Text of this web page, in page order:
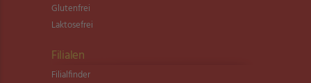
Glutenfrei
Laktosefrei
Filialen
Filialfinder